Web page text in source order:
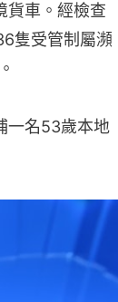
貨車。經檢查
隻受管制屬瀕
一名53歲本地